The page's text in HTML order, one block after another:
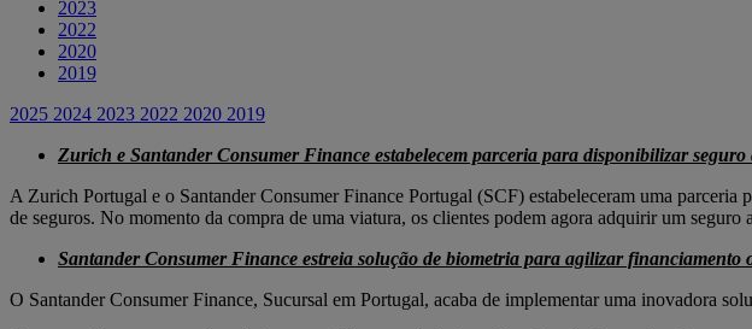
2023
2022
2020
2019
2025 2024 2023 2022 2020 2019
Zurich e Santander Consumer Finance estabelecem parceria para disponibilizar seguro
A Zurich Portugal e o Santander Consumer Finance Portugal (SCF) estabeleceram uma
de seguros. No momento da compra de uma viatura, os clientes podem agora adquirir um
Santander Consumer Finance estreia solução de biometria para agilizar financiamento
O Santander Consumer Finance, Sucursal em Portugal, acaba de implementar uma inovadora